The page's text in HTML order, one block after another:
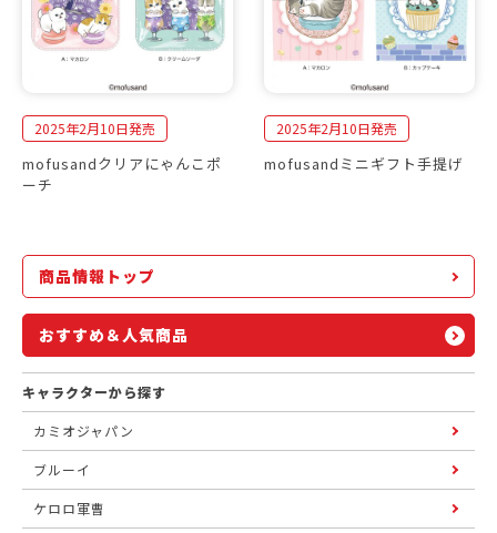
2025年2月10日発売
mofusandクリアにゃんこポ
ーチ
2025年2月10日発売
mofusandミニギフト手提げ
商品情報トップ
おすすめ＆人気商品
キャラクターから探す
カミオジャパン
ブルーイ
ケロロ軍曹